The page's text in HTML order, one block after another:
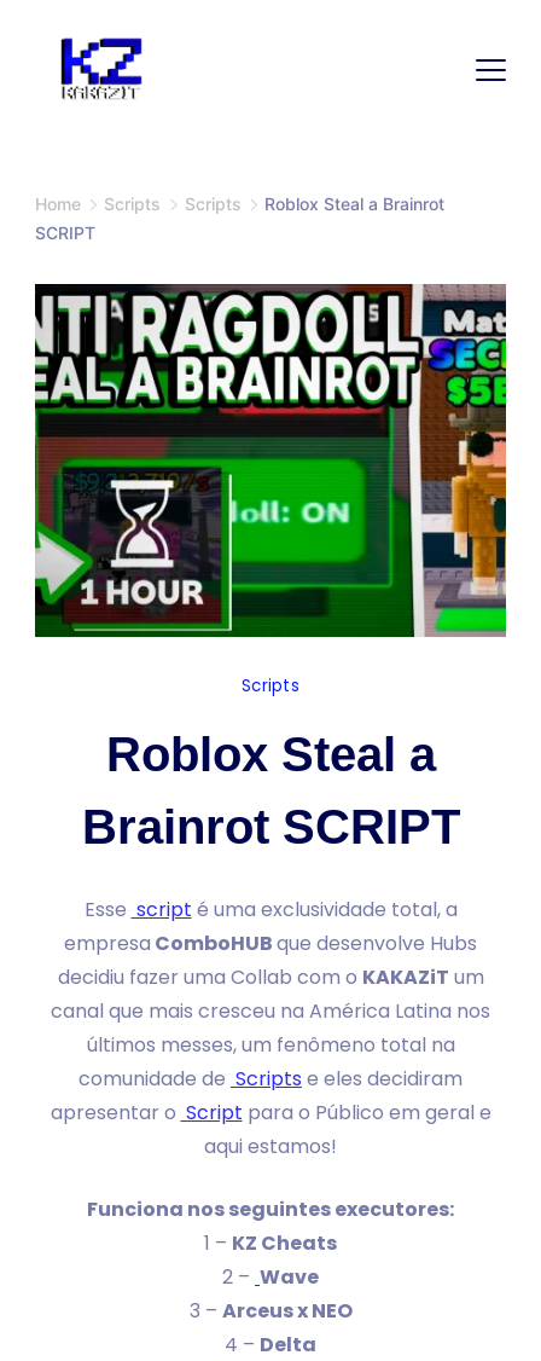
Home Scripts Scripts
Roblox Steal a Brainrot
SCRIPT
Scripts
Roblox Steal a
Brainrot SCRIPT
Esse script é uma exclusividade total, a
empresa ComboHUBque desenvolve Hubs
decidiu fazer uma Collab com o KAKAZiT um
canal que mais cresceu na América Latina nos
últimos messes, um fenômeno total na
comunidade de Scripts e eles decidiram
apresentar o Script para o Público em geral e
aqui estamos!
Funciona nos seguintes executores:
1 – KZ Cheats
2 – Wave
3 – Arceus x NEO
4 – Delta